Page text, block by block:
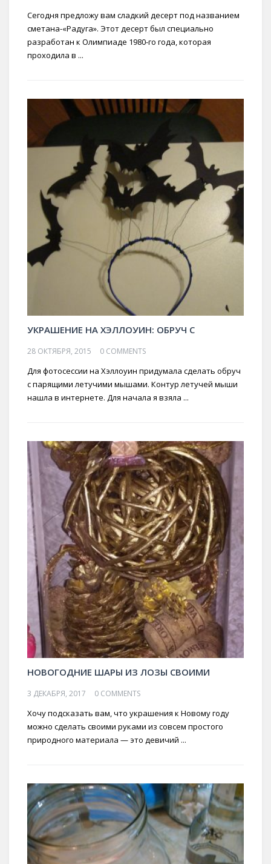
Сегодня предложу вам сладкий десерт под названием
сметана-«Радуга». Этот десерт был специально
разработан к Олимпиаде 1980-го года, которая
проходила в ...
УКРАШЕНИЕ НА ХЭЛЛОУИН: ОБРУЧ С
28 ОКТЯБРЯ, 2015 0 COMMENTS
Для фотосессии на Хэллоуин придумала сделать обруч
с парящими летучими мышами. Контур летучей мыши
нашла в интернете. Для начала я взяла ...
НОВОГОДНИЕ ШАРЫ ИЗ ЛОЗЫ СВОИМИ
3 ДЕКАБРЯ, 2017 0 COMMENTS
Хочу подсказать вам, что украшения к Новому году
можно сделать своими руками из совсем простого
природного материала — это девичий ...